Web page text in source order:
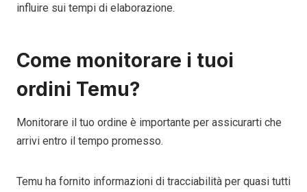
influire sui tempi di elaborazione.
Come monitorare i tuoi
ordini Temu?
Monitorare il tuo ordine è importante per assicurarti che
arrivi entro il tempo promesso.
Temu ha fornito informazioni di tracciabilità per quasi tutti